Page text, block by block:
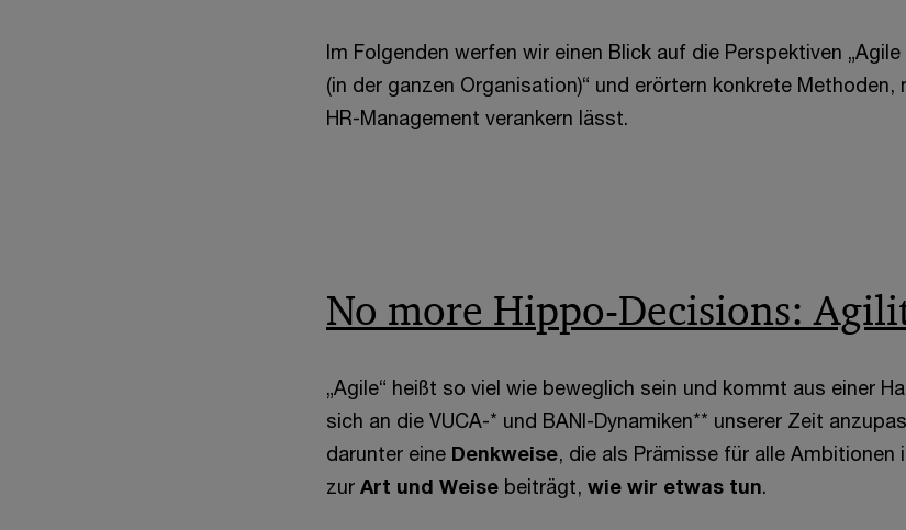
Im Folgenden werfen wir einen Blick auf die Perspektiven „Agile
(in der ganzen Organisation)“ und erörtern konkrete
HR-Management verankern lässt.
No more Hippo-Decisions:
„Agile“ heißt so viel wie beweglich sein und kommt aus einer
sich an die VUCA-* und BANI-Dynamiken** unserer Zeit
darunter eine Denkweise, die als Prämisse für alle Ambitionen
zur Art und Weise beiträgt, wie wir etwas tun.